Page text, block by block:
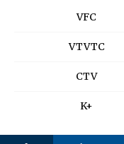
VFC
VTVTC
CTV
K+